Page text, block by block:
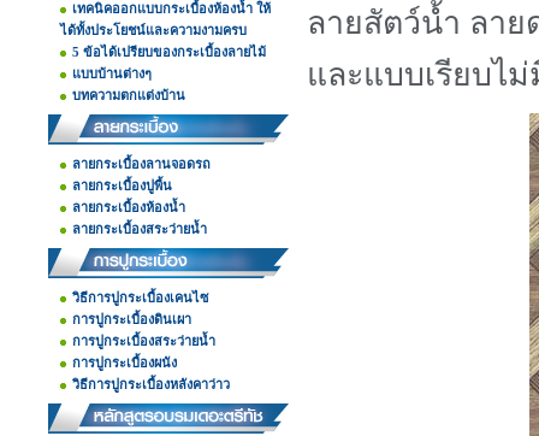
เทคนิคออกแบบกระเบื้องห้องน้ำ ให้
ได้ทั้งประโยชน์และความงามครบ
5 ข้อได้เปรียบของกระเบื้องลายไม้
แบบบ้านต่างๆ
บทความตกแต่งบ้าน
ลายกระเบื้องลานจอดรถ
ลายกระเบื้องปูพื้น
ลายกระเบื้องห้องน้ำ
ลายกระเบื้องสระว่ายน้ำ
วิธีการปูกระเบื้องเคนไซ
การปูกระเบื้องดินเผา
การปูกระเบื้องสระว่ายน้ำ
การปูกระเบื้องผนัง
วิธีการปูกระเบื้องหลังคาว่าว
ลายสัตว์น้ำ ลาย
และแบบเรียบไ